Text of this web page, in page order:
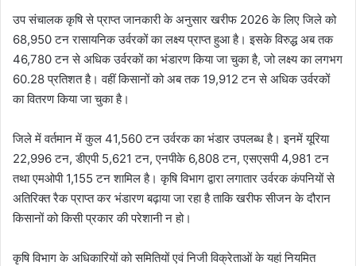
उप संचालक कृषि से प्राप्त जानकारी के अनुसार खरीफ 2026 के लिए जिले को
68,950 टन रासायनिक उर्वरकों का लक्ष्य प्राप्त हुआ है। इसके विरुद्ध अब तक
46,780 टन से अधिक उर्वरकों का भंडारण किया जा चुका है, जो लक्ष्य का लगभग
60.28 प्रतिशत है। वहीं किसानों को अब तक 19,912 टन से अधिक उर्वरकों
का वितरण किया जा चुका है।
जिले में वर्तमान में कुल 41,560 टन उर्वरक का भंडार उपलब्ध है। इनमें यूरिया
22,996 टन, डीएपी 5,621 टन, एनपीके 6,808 टन, एसएसपी 4,981 टन
तथा एमओपी 1,155 टन शामिल है। कृषि विभाग द्वारा लगातार उर्वरक कंपनियों से
अतिरिक्त रैक प्राप्त कर भंडारण बढ़ाया जा रहा है ताकि खरीफ सीजन के दौरान
किसानों को किसी प्रकार की परेशानी न हो।
कृषि विभाग के अधिकारियों को समितियों एवं निजी विक्रेताओं के यहां नियमित